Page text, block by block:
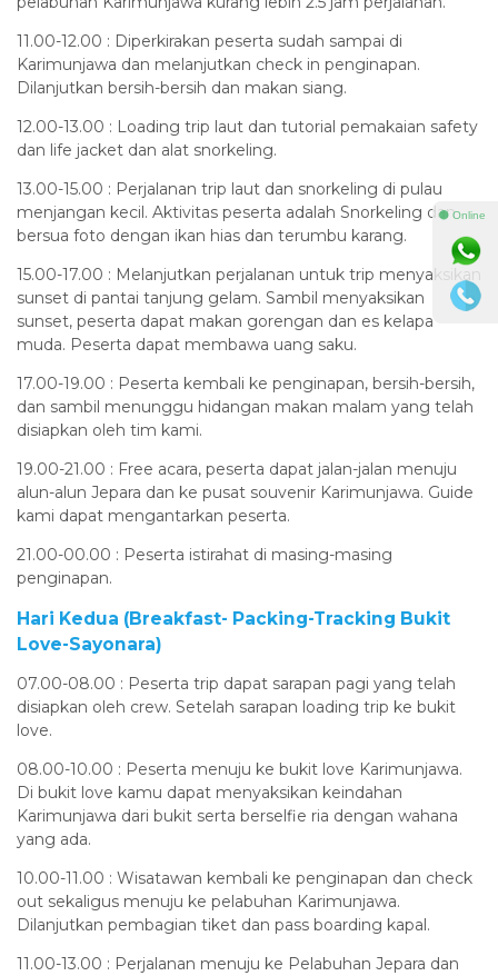
11.00-12.00 : Diperkirakan peserta sudah sampai di
Karimunjawa dan melanjutkan check in penginapan.
Dilanjutkan bersih-bersih dan makan siang.
12.00-13.00 : Loading trip laut dan tutorial pemakaian safety
dan life jacket dan alat snorkeling.
13.00-15.00 : Perjalanan trip laut dan snorkeling di pulau
menjangan kecil. Aktivitas peserta adalah Snorkeling dan
bersua foto dengan ikan hias dan terumbu karang.
15.00-17.00 : Melanjutkan perjalanan untuk trip menyaksikan
sunset di pantai tanjung gelam. Sambil menyaksikan
sunset, peserta dapat makan gorengan dan es kelapa
muda. Peserta dapat membawa uang saku.
17.00-19.00 : Peserta kembali ke penginapan, bersih-bersih,
dan sambil menunggu hidangan makan malam yang telah
disiapkan oleh tim kami.
19.00-21.00 : Free acara, peserta dapat jalan-jalan menuju
alun-alun Jepara dan ke pusat souvenir Karimunjawa. Guide
kami dapat mengantarkan peserta.
21.00-00.00 : Peserta istirahat di masing-masing
penginapan.
Hari Kedua (Breakfast- Packing-Tracking Bukit
Love-Sayonara)
07.00-08.00 : Peserta trip dapat sarapan pagi yang telah
disiapkan oleh crew. Setelah sarapan loading trip ke bukit
love.
08.00-10.00 : Peserta menuju ke bukit love Karimunjawa.
Di bukit love kamu dapat menyaksikan keindahan
Karimunjawa dari bukit serta berselfie ria dengan wahana
yang ada.
10.00-11.00 : Wisatawan kembali ke penginapan dan check
out sekaligus menuju ke pelabuhan Karimunjawa.
Dilanjutkan pembagian tiket dan pass boarding kapal.
11.00-13.00 : Perjalanan menuju ke Pelabuhan Jepara dan
⚫ Online